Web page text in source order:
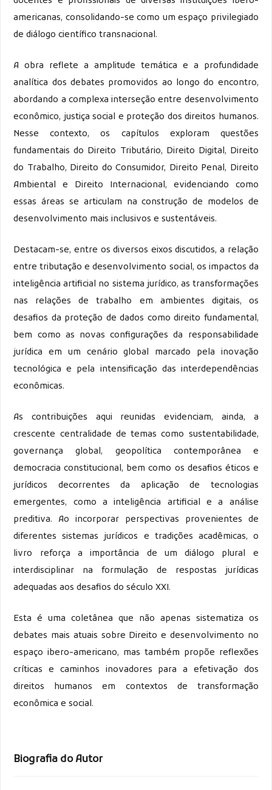
americanas, consolidando-se como um espaço privilegiado
de diálogo científico transnacional.
A obra reflete a amplitude temática e a profundidade
analítica dos debates promovidos ao longo do encontro,
abordando a complexa interseção entre desenvolvimento
econômico, justiça social e proteção dos direitos humanos.
Nesse contexto, os capítulos exploram questões
fundamentais do Direito Tributário, Direito Digital, Direito
do Trabalho, Direito do Consumidor, Direito Penal, Direito
Ambiental e Direito Internacional, evidenciando como
essas áreas se articulam na construção de modelos de
desenvolvimento mais inclusivos e sustentáveis.
Destacam-se, entre os diversos eixos discutidos, a relação
entre tributação e desenvolvimento social, os impactos da
inteligência artificial no sistema jurídico, as transformações
nas relações de trabalho em ambientes digitais, os
desafios da proteção de dados como direito fundamental,
bem como as novas configurações da responsabilidade
jurídica em um cenário global marcado pela inovação
tecnológica e pela intensificação das interdependências
econômicas.
As contribuições aqui reunidas evidenciam, ainda, a
crescente centralidade de temas como sustentabilidade,
governança global, geopolítica contemporânea e
democracia constitucional, bem como os desafios éticos e
jurídicos decorrentes da aplicação de tecnologias
emergentes, como a inteligência artificial e a análise
preditiva. Ao incorporar perspectivas provenientes de
diferentes sistemas jurídicos e tradições acadêmicas, o
livro reforça a importância de um diálogo plural e
interdisciplinar na formulação de respostas jurídicas
adequadas aos desafios do século XXI.
Esta é uma coletânea que não apenas sistematiza os
debates mais atuais sobre Direito e desenvolvimento no
espaço ibero-americano, mas também propõe reflexões
críticas e caminhos inovadores para a efetivação dos
direitos humanos em contextos de transformação
econômica e social.
Biografia do Autor